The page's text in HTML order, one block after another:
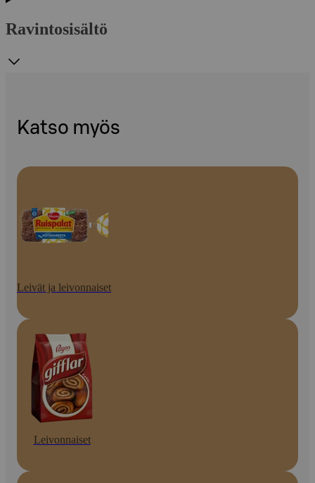
Ravintosisältö
Katso myös
Leivät ja leivonnaiset
Leivonnaiset